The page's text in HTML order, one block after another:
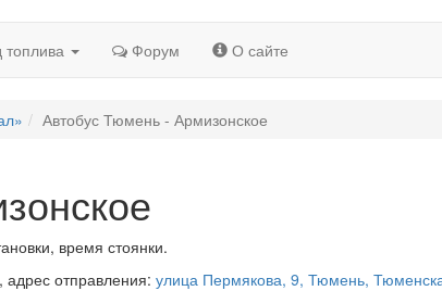
топлива Форум О сайте
Автобус Тюмень - Армизонское
время стоянки.
, адрес отправления: улица Пермякова, 9, Тюмень,